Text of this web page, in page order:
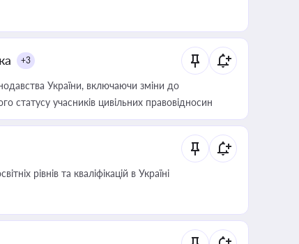
+3
України, включаючи зміни до
статусу учасників цивільних правовідносин
рівнів та кваліфікацій в Україні